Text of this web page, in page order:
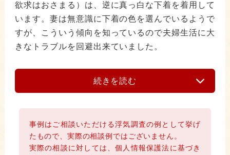
欲求はおさまる）は、逆に真っ白な下着を着用して
います。妻は無意識に下着の色を選んでいるようで
すが、こういう傾向を知っているので夫婦生活に大
きなトラブルを回避出来ていました。
続きを読む
事例はご相談いただける浮気調査の例として挙げ
たもので、実際の相談例ではございません。
実際の相談に対しては、個人情報保護法に基づき